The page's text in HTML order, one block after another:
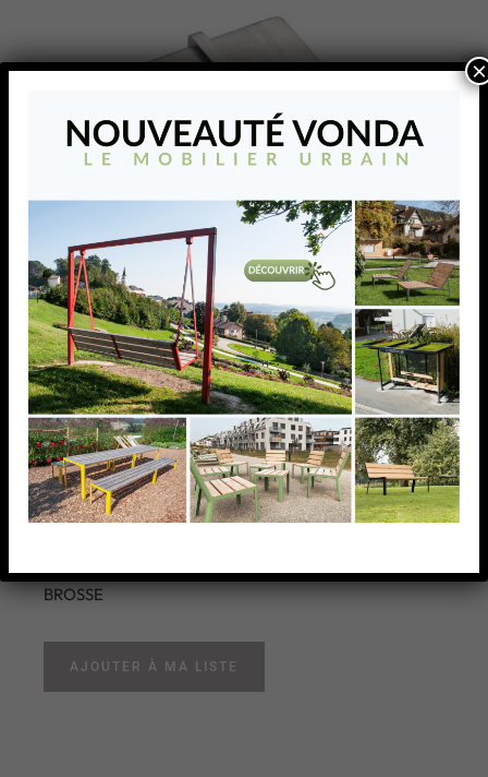
RACCORD DROIT, 40 X
20 X 2,0 MM,AISI304
BROSSE
BROSSE
AJOUTER À MA LISTE
×